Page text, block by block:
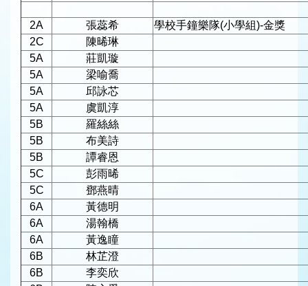
2A 張蕊希
學校手鐘樂隊(小學組)-金獎
2C
陳晞琳
5A
莊凱璇
5A
梁喻喬
5A
邱詠芯
5A
虞凱淳
5B
羅絲絲
5B
布美詩
5B
譚睿恩
5C
彭雨晞
5C
鄧燕晴
6A
黃德明
6A
湯翰橋
6A
黃逸瞳
6B
林芷澄
6B
李奕欣